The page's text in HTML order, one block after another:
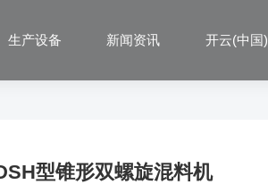
生产设备 新闻资讯 开云(中国)
型锥形双螺旋混料机